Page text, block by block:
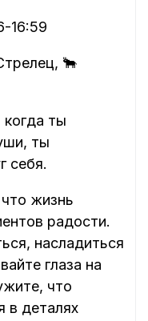
16:59
🐂
ты
ты
себя.
жизнь
радости.
насладиться
глаза на
что
в деталях